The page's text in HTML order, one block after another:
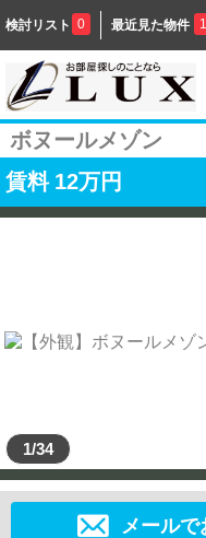
検討リスト 0 最近見た物件 1
ボヌールメゾン
賃料 12万円
1/34
メール